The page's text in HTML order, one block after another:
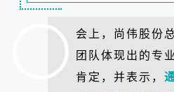
会上，尚伟股份
团队体现出的专
肯定，并表示，